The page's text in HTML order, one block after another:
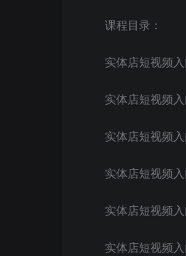
课程目录：
实体店短视频
实体店短视频
实体店短视频
实体店短视频
实体店短视频
实体店短视频